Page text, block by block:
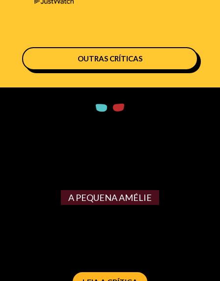
OUTRAS CRÍTICAS
A PEQUENA AMÉLIE